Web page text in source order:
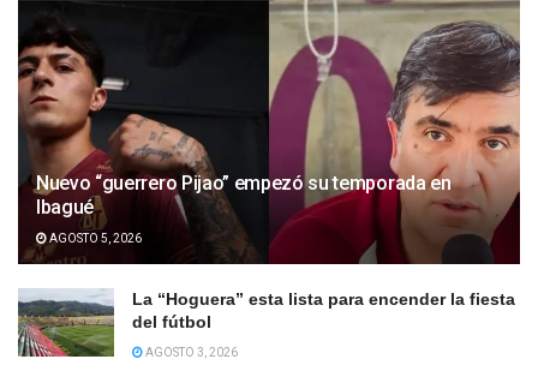
Nuevo “guerrero Pijao” empezó su temporada en
Ibagué
AGOSTO 5, 2026
La “Hoguera” esta lista para encender la fiesta
del fútbol
AGOSTO 3, 2026